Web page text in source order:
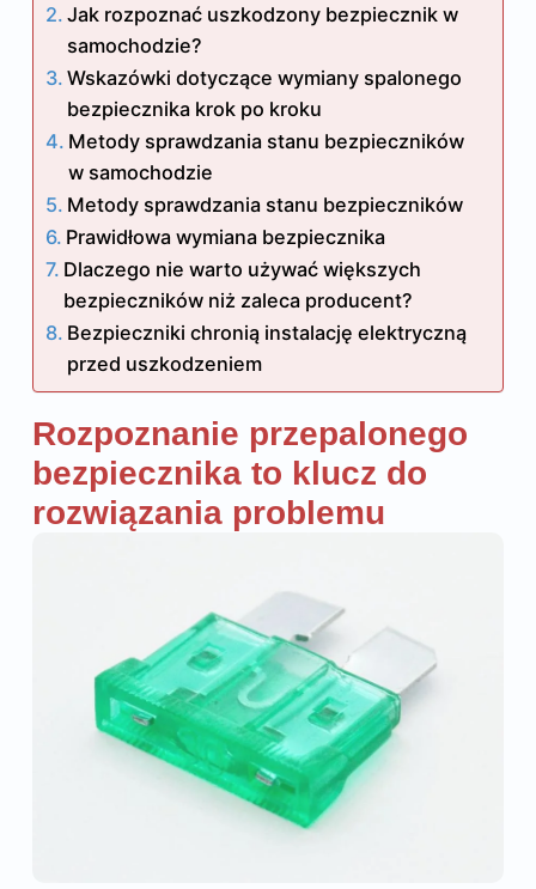
Jak rozpoznać uszkodzony bezpiecznik w
samochodzie?
Wskazówki dotyczące wymiany spalonego
bezpiecznika krok po kroku
Metody sprawdzania stanu bezpieczników
w samochodzie
Metody sprawdzania stanu bezpieczników
Prawidłowa wymiana bezpiecznika
Dlaczego nie warto używać większych
bezpieczników niż zaleca producent?
Bezpieczniki chronią instalację elektryczną
przed uszkodzeniem
Rozpoznanie przepalonego
bezpiecznika to klucz do
rozwiązania problemu